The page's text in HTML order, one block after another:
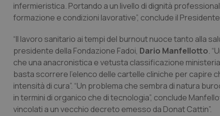
infermieristica. Portando a un livello di dignità
formazione e condizioni lavorative”, conclude il
“Il lavoro sanitario ai tempi del burnout nuoce tanto alla
presidente della Fondazione Fadoi, Dario Manfellotto.
che una anacronistica e vetusta classificazione
basta scorrere l’elenco delle cartelle cliniche per capire
intensità di cura”. “Un problema che sembra di natura
in termini di organico che di tecnologia”, conclude
vincolati a un vecchio decreto emesso da Donat Cattin”.
I cookie necessari
e l'accesso alle aree